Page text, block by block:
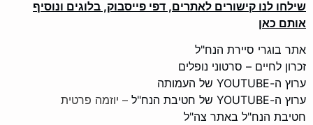
שילחו לנו קישורים לאתרים, דפי פייסבוק, בלוגים ונוסיף
אותם כאן
אתר בוגרי סיירת הנח"ל
זכרון לחיים – סרטוני נופלים
ערוץ ה-YOUTUBE של העמותה
ערוץ ה-YOUTUBE של חטיבת הנח"ל
– יוזמה פרטית
חטיבת הנח"ל באתר צה"ל